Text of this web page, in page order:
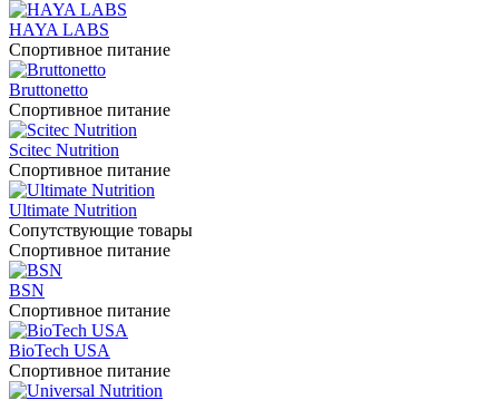
HAYA LABS
Спортивное питание
Bruttonetto
Спортивное питание
Scitec Nutrition
Спортивное питание
Ultimate Nutrition
Сопутствующие товары
Спортивное питание
BSN
Спортивное питание
BioTech USA
Спортивное питание